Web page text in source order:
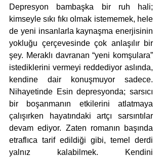
Depresyon bambaşka bir ruh hali;
kimseyle sıkı fıkı olmak istememek, hele
de yeni insanlarla kaynaşma enerjisinin
yokluğu çerçevesinde çok anlaşılır bir
şey. Meraklı davranan “yeni komşulara”
istediklerini vermeyi reddediyor aslında,
kendine dair konuşmuyor sadece.
Nihayetinde Esin depresyonda; sarsıcı
bir boşanmanın etkilerini atlatmaya
çalışırken hayatındaki artçı sarsıntılar
devam ediyor. Zaten romanın başında
etraflıca tarif edildiği gibi, temel derdi
yalnız kalabilmek. Kendini